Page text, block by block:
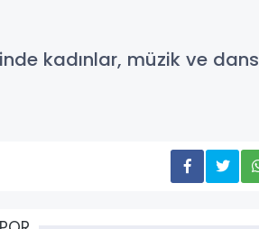
kadınlar, müzik ve dans